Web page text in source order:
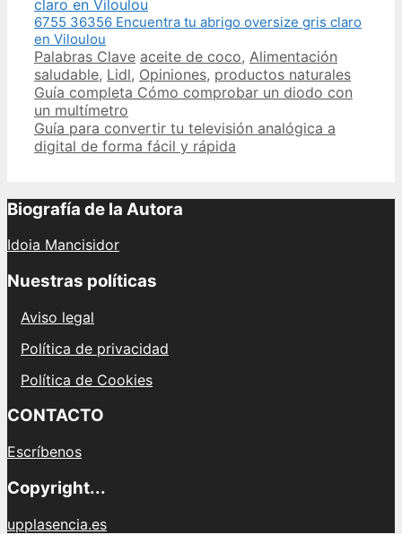
6755 36356 Encuentra tu abrigo oversize gris claro
en Viloulou
Categories
Palabras Clave Tags
aceite de coco, Alimentación
saludable, Lidl, Opiniones, productos naturales
Post
navigation
Guía completa Cómo comprobar un diodo con
un multímetro
Guía para convertir tu televisión analógica a
digital de forma fácil y rápida
Biografía de la Autora
Idoia Mancisidor
Nuestras políticas
Aviso legal
Política de privacidad
Política de Cookies
CONTACTO
Escríbenos
Copyright...
upplasencia.es